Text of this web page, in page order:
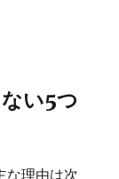
い5つ
な理由は次